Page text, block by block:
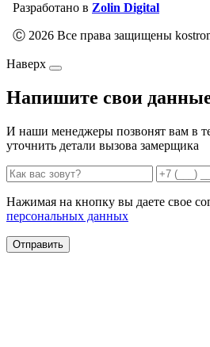
Разработано в Zolin Digital
Ⓒ 2026 Все права защищены
Наверх
Напишите свои
И наши менеджеры позвонят вам в
уточнить детали вызова замерщика
Нажимая на кнопку вы даете свое
персональных данных
Отправить